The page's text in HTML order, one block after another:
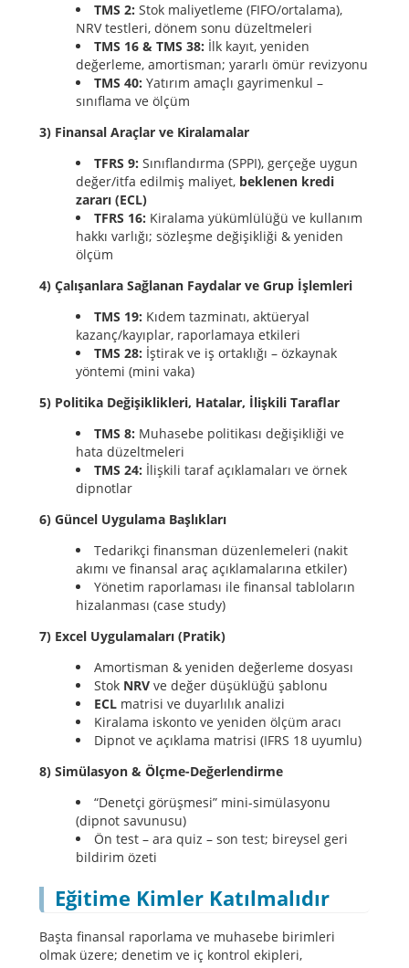
TMS 2: Stok maliyetleme (FIFO/ortalama),
NRV testleri, dönem sonu düzeltmeleri
TMS 16 & TMS 38: İlk kayıt, yeniden
değerleme, amortisman; yararlı ömür revizyonu
TMS 40: Yatırım amaçlı gayrimenkul –
sınıflama ve ölçüm
3) Finansal Araçlar ve Kiralamalar
TFRS 9: Sınıflandırma (SPPI), gerçeğe uygun
değer/itfa edilmiş maliyet, beklenen kredi
zararı (ECL)
TFRS 16: Kiralama yükümlülüğü ve kullanım
hakkı varlığı; sözleşme değişikliği & yeniden
ölçüm
4) Çalışanlara Sağlanan Faydalar ve Grup İşlemleri
TMS 19: Kıdem tazminatı, aktüeryal
kazanç/kayıplar, raporlamaya etkileri
TMS 28: İştirak ve iş ortaklığı – özkaynak
yöntemi (mini vaka)
5) Politika Değişiklikleri, Hatalar, İlişkili Taraflar
TMS 8: Muhasebe politikası değişikliği ve
hata düzeltmeleri
TMS 24: İlişkili taraf açıklamaları ve örnek
dipnotlar
6) Güncel Uygulama Başlıkları
Tedarikçi finansman düzenlemeleri (nakit
akımı ve finansal araç açıklamalarına etkiler)
Yönetim raporlaması ile finansal tabloların
hizalanması (case study)
7) Excel Uygulamaları (Pratik)
Amortisman & yeniden değerleme dosyası
Stok NRV ve değer düşüklüğü şablonu
ECL matrisi ve duyarlılık analizi
Kiralama iskonto ve yeniden ölçüm aracı
Dipnot ve açıklama matrisi (IFRS 18 uyumlu)
8) Simülasyon & Ölçme-Değerlendirme
“Denetçi görüşmesi” mini-simülasyonu
(dipnot savunusu)
Ön test – ara quiz – son test; bireysel geri
bildirim özeti
Eğitime Kimler Katılmalıdır
Başta finansal raporlama ve muhasebe birimleri
olmak üzere; denetim ve iç kontrol ekipleri,